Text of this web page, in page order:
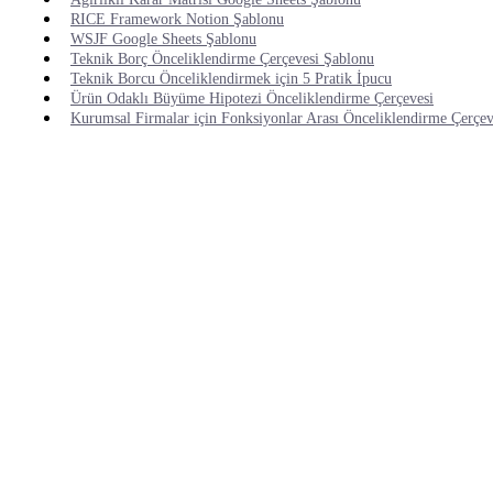
RICE Framework Notion Şablonu
WSJF Google Sheets Şablonu
Teknik Borç Önceliklendirme Çerçevesi Şablonu
Teknik Borcu Önceliklendirmek için 5 Pratik İpucu
Ürün Odaklı Büyüme Hipotezi Önceliklendirme Çerçevesi
Kurumsal Firmalar için Fonksiyonlar Arası Önceliklendirme